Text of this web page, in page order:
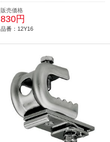
販売価格
830円
品番：12Y16